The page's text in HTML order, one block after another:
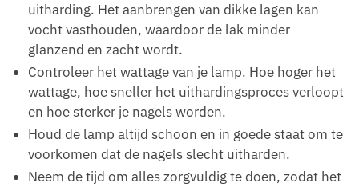
uitharding. Het aanbrengen van dikke lagen kan
vocht vasthouden, waardoor de lak minder
glanzend en zacht wordt.
Controleer het wattage van je lamp. Hoe hoger het
wattage, hoe sneller het uithardingsproces verloopt
en hoe sterker je nagels worden.
Houd de lamp altijd schoon en in goede staat om te
voorkomen dat de nagels slecht uitharden.
Neem de tijd om alles zorgvuldig te doen, zodat het